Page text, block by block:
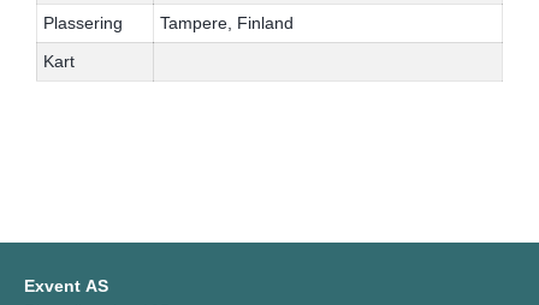
Plassering
Tampere, Finland
Kart
Exvent AS